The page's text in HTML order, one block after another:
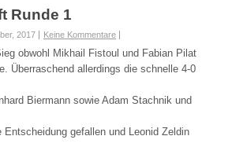
Runde 1
2017 Keine Kommentare
obwohl Mikhail Fistoul und Fabian Pilat
Überraschend allerdings die schnelle 4-0
Biermann sowie Adam Stachnik und
Entscheidung gefallen und Leonid Zeldin